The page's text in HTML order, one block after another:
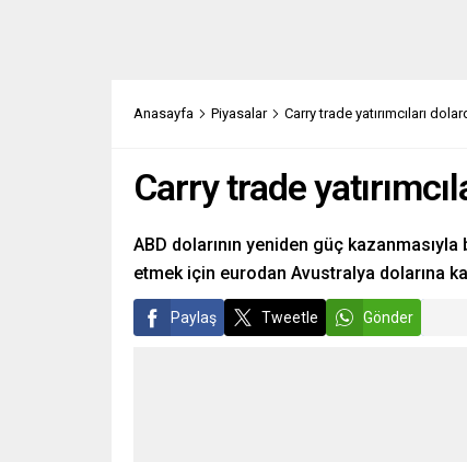
Anasayfa Piyasalar Carry trade yatırımcıları
Carry trade
ABD dolarının yeniden güç kazanmasıyla
etmek için eurodan Avustralya dolarına
Paylaş Tweetle Gönder